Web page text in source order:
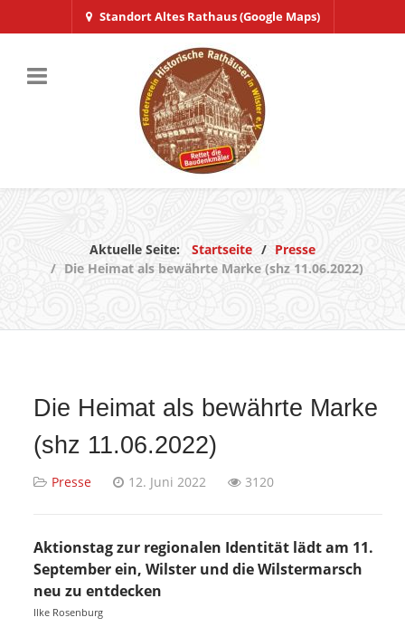
Standort Altes Rathaus (Google Maps)
Aktuelle Seite: Startseite
Presse
Die Heimat als bewährte Marke (shz 11.06.2022)
Die Heimat als bewährte Marke
(shz 11.06.2022)
Presse 12. Juni 2022 3120
Aktionstag zur regionalen Identität lädt am 11.
September ein, Wilster und die Wilstermarsch
neu zu entdecken
Ilke Rosenburg